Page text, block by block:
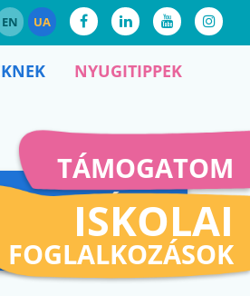
EN UA
TÁMOGATOM
ISKOLAI
FOGLALKOZÁSOK
NYUGITIPPEK